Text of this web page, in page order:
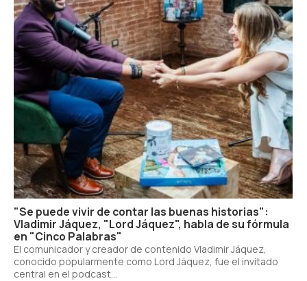
"Se puede vivir de contar las buenas historias":
Vladimir Jáquez, "Lord Jáquez", habla de su fórmula
en "Cinco Palabras"
El comunicador y creador de contenido Vladimir Jáquez,
conocido popularmente como Lord Jáquez, fue el invitado
central en el podcast...